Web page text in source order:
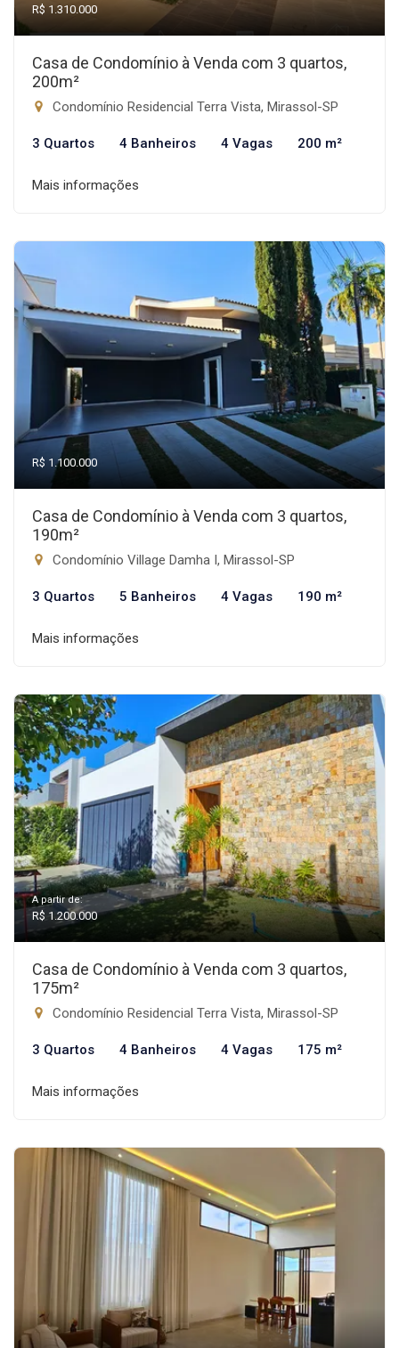
R$ 1.310.000
Casa de Condomínio à Venda com 3 quartos,
200m²
Condomínio Residencial Terra Vista, Mirassol-SP
3 Quartos 4 Banheiros 4 Vagas 200 m²
Mais informações
R$ 1.100.000
Casa de Condomínio à Venda com 3 quartos,
190m²
Condomínio Village Damha I, Mirassol-SP
3 Quartos 5 Banheiros 4 Vagas 190 m²
Mais informações
A partir de:
R$ 1.200.000
Casa de Condomínio à Venda com 3 quartos,
175m²
Condomínio Residencial Terra Vista, Mirassol-SP
3 Quartos 4 Banheiros 4 Vagas 175 m²
Mais informações